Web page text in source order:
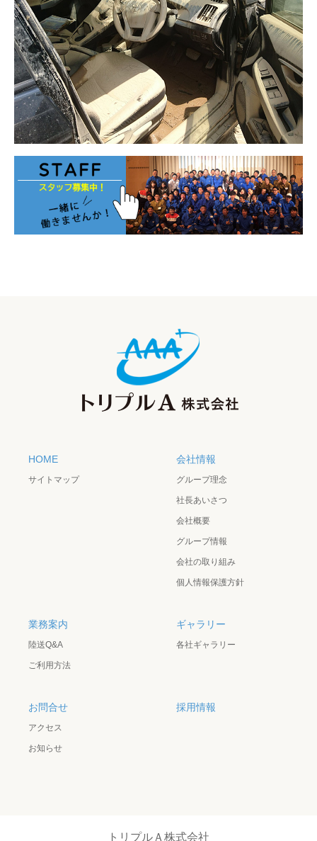
HOME
サイトマップ
会社情報
グループ理念
社長あいさつ
会社概要
グループ情報
会社の取り組み
個人情報保護方針
業務案内
陸送Q&A
ご利用方法
ギャラリー
各社ギャラリー
お問合せ
アクセス
お知らせ
採用情報
トリプルＡ株式会社